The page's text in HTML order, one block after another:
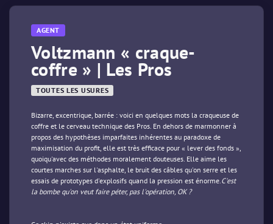
AGENT
Voltzmann « craque-
coffre » | Les Pros
TOUTES LES USURES
Bizarre, excentrique, barrée : voici en quelques mots la craqueuse de
coffre et le cerveau technique des Pros. En dehors de marmonner à
propos des hypothèses imparfaites inhérentes au paradoxe de
maximisation du profit, elle est très efficace pour « lever des fonds »,
quoiqu'avec des méthodes moralement douteuses. Elle aime les
courtes marches sur l'asphalte, le bruit des câbles qu'on serre et les
essais de prototypes d'explosifs quand la pression est énorme.C'est
la bombe qu'on veut faire péter, pas l'opération, OK ?